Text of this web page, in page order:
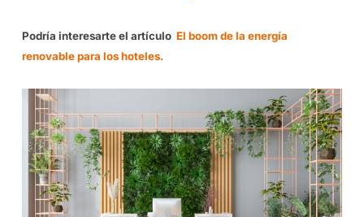
Podría interesarte el artículo El boom de la energía
renovable para los hoteles.